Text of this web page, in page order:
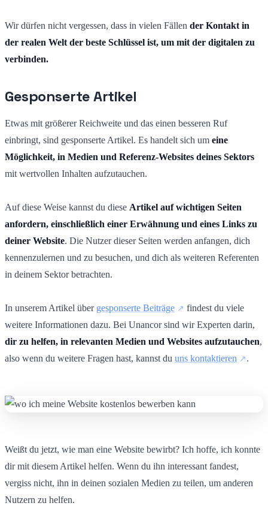
Wir dürfen nicht vergessen, dass in vielen Fällen der Kontakt in
der realen Welt der beste Schlüssel ist, um mit der digitalen zu
verbinden.
Gesponserte Artikel
Etwas mit größerer Reichweite und das einen besseren Ruf
einbringt, sind gesponserte Artikel. Es handelt sich um eine
Möglichkeit, in Medien und Referenz-Websites deines Sektors
mit wertvollen Inhalten aufzutauchen.
Auf diese Weise kannst du diese Artikel auf wichtigen Seiten
anfordern, einschließlich einer Erwähnung und eines Links zu
deiner Website. Die Nutzer dieser Seiten werden anfangen, dich
kennenzulernen und zu besuchen, und dich als weiteren Referenten
in deinem Sektor betrachten.
In unserem Artikel über gesponserte Beiträge
findest du viele
weitere Informationen dazu. Bei Unancor sind wir Experten darin,
dir zu helfen, in relevanten Medien und Websites aufzutauchen,
also wenn du weitere Fragen hast, kannst du uns kontaktieren .
Weißt du jetzt, wie man eine Website bewirbt? Ich hoffe, ich konnte
dir mit diesem Artikel helfen. Wenn du ihn interessant fandest,
vergiss nicht, ihn in deinen sozialen Medien zu teilen, um anderen
Nutzern zu helfen.